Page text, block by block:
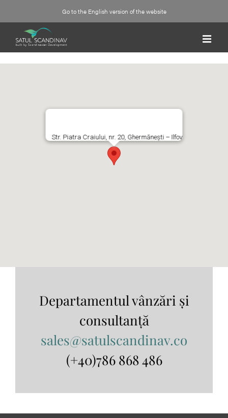
content
Go to the English version of the website
Str. Piatra Craiului, nr. 20, Ghermănești – Ilfov
Departamentul vânzări și
consultanță
sales@satulscandinav.co
(+40)786 868 486